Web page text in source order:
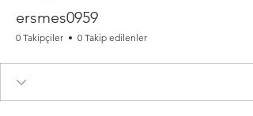
ersmes0959
0 Takipçiler 0 Takip edilenler